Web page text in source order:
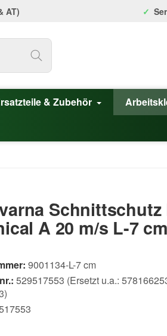
AT)
& Zubehör
Schnittschutz
A 20 m/s L-7 cm
9001134-L-7 cm
529517553 (Ersetzt u.a.: